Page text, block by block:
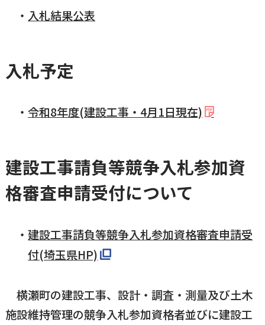
入札結果公表
入札予定
令和8年度(建設工事・4月1日現在)
建設工事請負等競争入札参加資
格審査申請受付について
建設工事請負等競争入札参加資格審査申請受
付(埼玉県HP)
横瀬町の建設工事、設計・調査・測量及び土木
施設維持管理の競争入札参加資格者並びに建設工